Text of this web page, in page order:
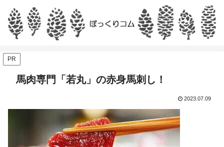
PR
馬肉専門「若丸」の赤身馬刺し！
2023.07.09